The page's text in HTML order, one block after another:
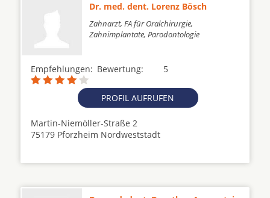
Dr. med. dent. Lorenz Bösch
Zahnarzt, FA für Oralchirurgie,
Zahnimplantate, Parodontologie
Empfehlungen: 5
Bewertung:
PROFIL AUFRUFEN
Martin-Niemöller-Straße 2
75179 Pforzheim Nordweststadt